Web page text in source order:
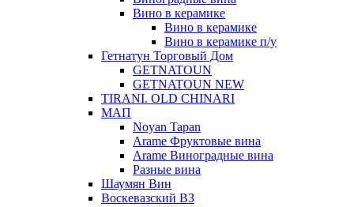
Вино в керамике
Вино в керамике
Вино в керамике п/у
Гетнатун Торговый Дом
GETNATOUN
GETNATOUN NEW
TIRANI. OLD CHINARI
МАП
Noyan Tapan
Arame Фруктовые вина
Arame Виноградные вина
Разные вина
Шаумян Вин
Воскевазский ВЗ